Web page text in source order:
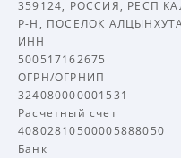
359124, РОССИЯ, РЕСП
Р-Н, ПОСЕЛОК
ИНН
500517162675
ОГРН/ОГРНИП
324080000001531
Расчетный счет
40802810500005888050
Банк